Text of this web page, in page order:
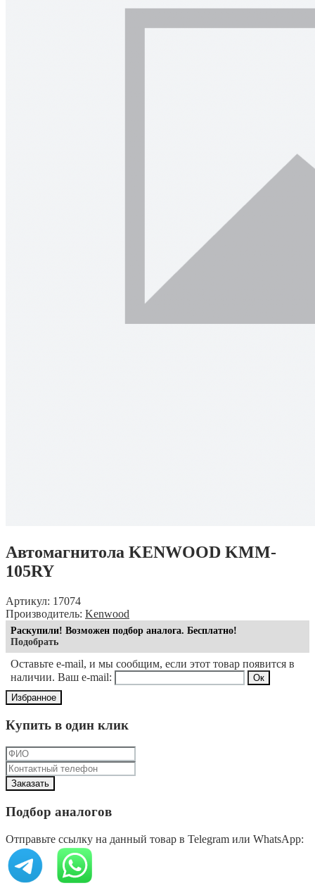
Автомагнитола KENWOOD KMM-
105RY
Артикул: 17074
Производитель: Kenwood
Раскупили! Возможен подбор аналога. Бесплатно!
Подобрать
Оставьте e-mail, и мы сообщим, если этот товар появится в
наличии. Ваш e-mail:
Избранное
Купить в один клик
Подбор аналогов
Отправьте ссылку на данный товар в Telegram или WhatsApp: